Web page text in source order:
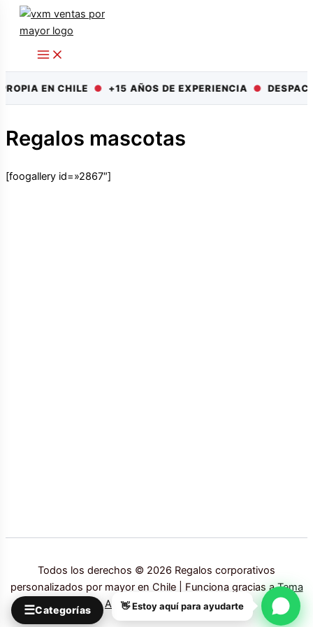
EN CHILE ●+15 AÑOS DE EXPERIENCIA ●
Regalos mascotas
[foogallery id=»2867″]
Todos los derechos © 2026 Regalos corporativos
personalizados por mayor en Chile | Funciona gracias aTema
Astra para WordPress
☰Categorías 👋 Estoy aquí para ayudarte